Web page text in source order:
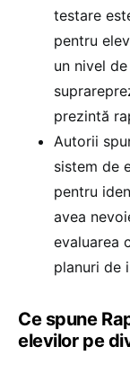
testare
pentru
un nivel
prezintă
Autorii
sistem de
pentru
avea
evaluarea
planuri de
Ce spune
elevilor pe